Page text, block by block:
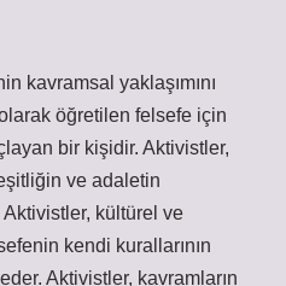
kavramsal yaklaşımını
öğretilen felsefe için
bir kişidir. Aktivistler,
ve adaletin
Aktivistler, kültürel ve
kendi kurallarının
Aktivistler, kavramların